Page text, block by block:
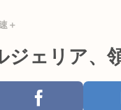
＋
ジェリア